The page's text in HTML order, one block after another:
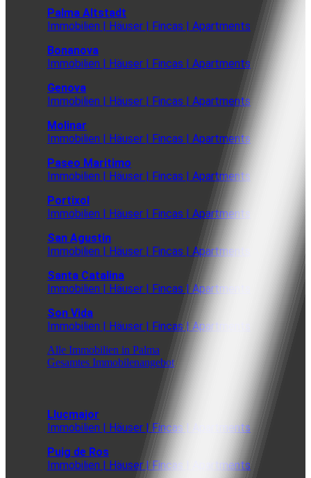
Palma Altstadt
Immobilien | Häuser | Fincas | Apartments
Bonanova
Immobilien | Häuser | Fincas | Apartments
Genova
Immobilien | Häuser | Fincas | Apartments
Molinar
Immobilien | Häuser | Fincas | Apartments
Paseo Maritimo
Immobilien | Häuser | Fincas | Apartments
Portixol
Immobilien | Häuser | Fincas | Apartments
San Agustin
Immobilien | Häuser | Fincas | Apartments
Santa Catalina
Immobilien | Häuser | Fincas | Apartments
Son Vida
Immobilien | Häuser | Fincas | Apartments
Alle Immobilien in Palma
Gesamtes Immobilenangebot
Llucmajor
Immobilien | Häuser | Fincas | Apartments
Puig de Ros
Immobilien | Häuser | Fincas | Apartments